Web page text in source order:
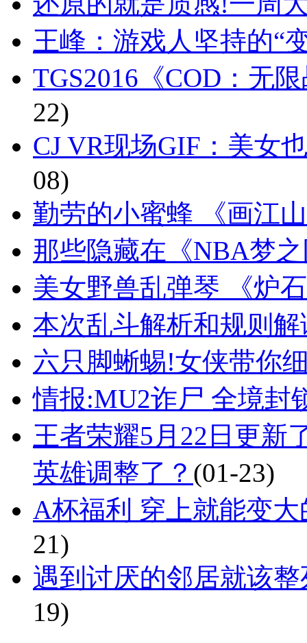
王峰：游戏人坚持的“
TGS2016《COD：无
22)
CJ VR现场GIF：美女
08)
勤劳的小蜜蜂 《画江
那些隐藏在《NBA梦
美女野兽乱弹琴 《炉
本次乱斗解析和规则
六只脚蜥蜴!女侠带你
情报:MU2诈尸 全境封
王者荣耀5月22日更新
英雄调整了？ (01-23)
A杯福利 穿上就能变
21)
遇到讨厌的邻居就该
19)